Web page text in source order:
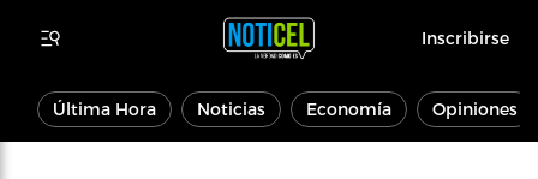
Inscribirse
Última Hora Noticias Economía Opiniones